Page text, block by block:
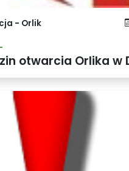
- Orlik
otwarcia Orlika w